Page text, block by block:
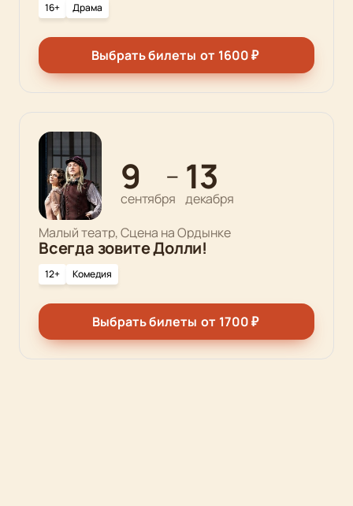
16+ Драма
Выбрать билеты от 1600₽
9
сентября
— 13
декабря
Малый театр, Сцена на Ордынке
Всегда зовите Долли!
12+ Комедия
Выбрать билеты от 1700₽